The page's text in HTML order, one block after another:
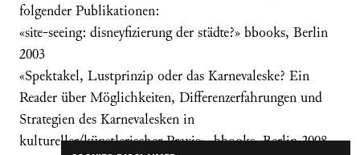
folgender Publikationen:
«site-seeing: disneyfizierung der städte?» bbooks, Berlin
2003
«Spektakel, Lustprinzip oder das Karnevaleske? Ein
Reader über Möglichkeiten, Differenzerfahrungen und
Strategien des Karnevalesken in
kultureller/künstlerischer Praxis», bbooks, Berlin 2008